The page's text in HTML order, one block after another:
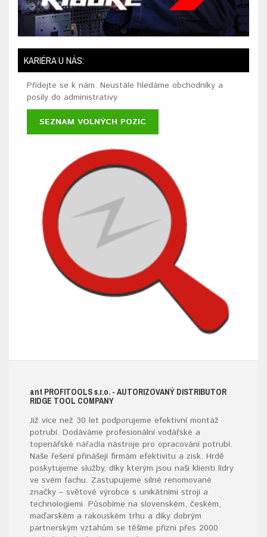
KARIÉRA U NÁS:
Přidejte se k nám. Neustále hledáme obchodníky a
posily do administrativy
SEZNAM VOLNÝCH POZIC
ant PROFITOOLSs.r.o. - AUTORIZOVANÝ DISTRIBUTOR
RIDGE TOOL COMPANY
Již více než 30 let podporujeme efektivní montáž
potrubí. Dodáváme profesionální vodářské a
topenářské nářadía nástroje pro opracování potrubí.
Naše řešení přinášejí firmám efektivitu a zisk. Hrdě
poskytujeme služby, díky kterým jsou naši klienti lídry
ve svém fachu. Zastupujeme silné renomované
značky – světové výrobce s unikátními stroji a
technologiemi. Působíme na slovenském, českém,
maďarském a rakouském trhu a díky dobrým
partnerským vztahům se těšíme přízni přes 2000